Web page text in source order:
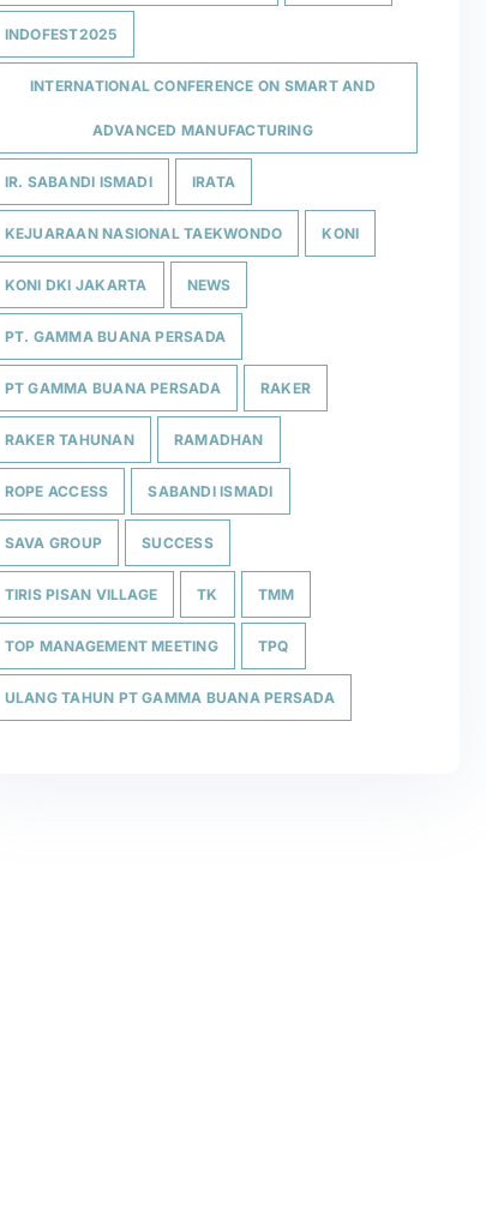
INDOFEST2025
INTERNATIONAL CONFERENCE ON SMART AND
ADVANCED MANUFACTURING
IR. SABANDI ISMADI IRATA
KEJUARAAN NASIONAL TAEKWONDO KONI
KONI DKI JAKARTA NEWS
PT. GAMMA BUANA PERSADA
PT GAMMA BUANA PERSADA RAKER
RAKER TAHUNAN RAMADHAN
ROPE ACCESS SABANDI ISMADI
SAVA GROUP SUCCESS
TIRIS PISAN VILLAGE TK TMM
TOP MANAGEMENT MEETING TPQ
ULANG TAHUN PT GAMMA BUANA PERSADA